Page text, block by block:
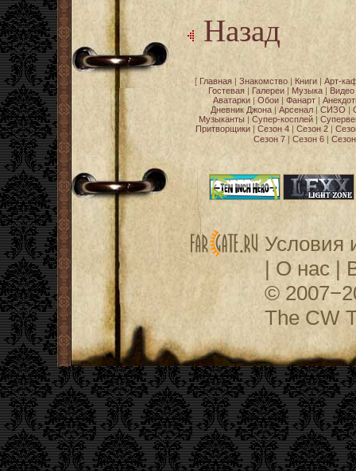
Назад
[ Главная| Знакомство| Книги| Арт-
Гостевая | Галереи | Музыка | Видео
Аватарки | Обои | Фанарт |
Дневник Джона| Арсенал| СИЗО |
Музыканты | Супер-косплей |
Притворщики | Сезон 4 | Сезон 2 |
Сезон 7| Сезон 6|
Условия
| О нас|
©
The CW